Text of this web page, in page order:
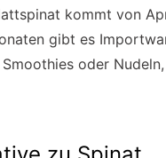
kommt von
gibt es
Smoothies oder